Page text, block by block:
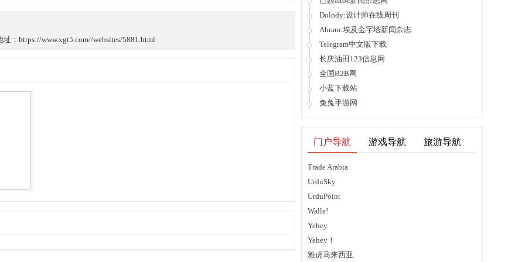
：https://www.xgt5.com//websites/5881.html
Dolody:设计师在线周刊
Ahram:埃及金字塔新闻杂志
Telegram中文版下载
长庆油田123信息网
全国B2B网
小蓝下载站
兔兔手游网
门户导航 游戏导航 旅游导航
Trade Arabia
UrduSky
UrduPoint
Walla!
Yehey
Yehey！
雅虎马来西亚